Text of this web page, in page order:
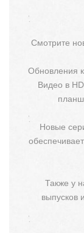
Смотрите
Обновления
Видео в
Новые
Также у
выпусков